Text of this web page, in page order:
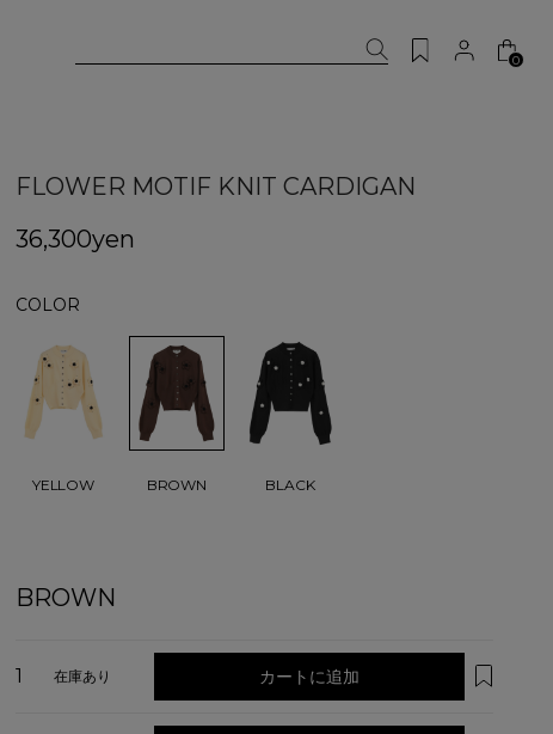
0
FLOWER MOTIF KNIT CARDIGAN
36,300yen
COLOR
YELLOW BROWN BLACK
BROWN
1 在庫あり カートに追加